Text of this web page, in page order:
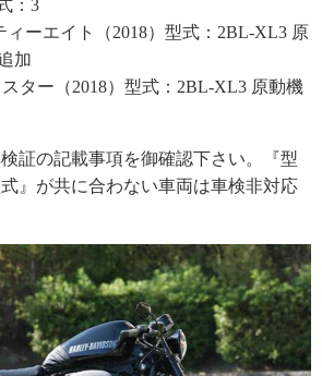
：3
ィーエイト（2018）型式：2BL-XL3 原
加
スター（2018）型式：2BL-XL3 原動機
証の記載事項を御確認下さい。『型
』が共に合わない車両は車検非対応